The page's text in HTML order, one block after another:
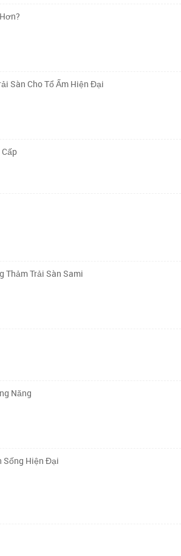
Sàn Cho Tổ Ấm Hiện Đại
Thảm Trải Sàn Sami
Năng
Sống Hiện Đại